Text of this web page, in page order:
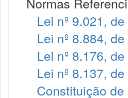
Lei nº 9.021,
Lei nº 8.884,
Lei nº 8.176,
Lei nº 8.137,
Constituição de